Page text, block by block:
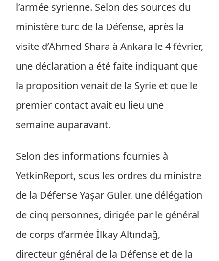
l’armée syrienne. Selon des sources du
ministère turc de la Défense, après la
visite d’Ahmed Shara à Ankara le 4 février,
une déclaration a été faite indiquant que
la proposition venait de la Syrie et que le
premier contact avait eu lieu une
semaine auparavant.
Selon des informations fournies à
YetkinReport, sous les ordres du ministre
de la Défense Yaşar Güler, une délégation
de cinq personnes, dirigée par le général
de corps d’armée İlkay Altındağ,
directeur général de la Défense et de la